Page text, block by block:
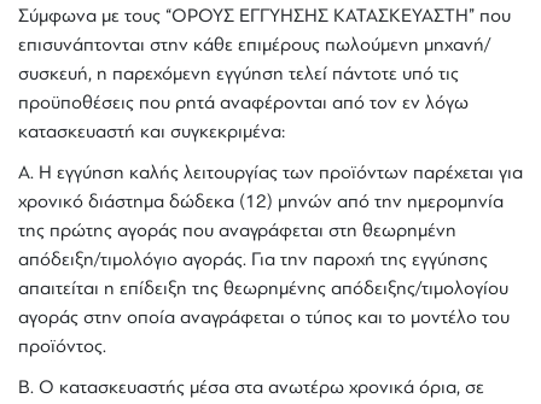
Σύμφωνα με τους “ΟΡΟΥΣ ΕΓΓΥΗΣΗΣ ΚΑΤΑΣΚΕΥΑΣΤΗ” που
επισυνάπτονται στην κάθε επιμέρους πωλούμενη μηχανή/
συσκευή, η παρεχόμενη εγγύηση τελεί πάντοτε υπό τις
προϋποθέσεις που ρητά αναφέρονται από τον εν λόγω
κατασκευαστή και συγκεκριμένα:
Α. Η εγγύnσn καλής λειτουργίας των προϊόντων παρέχεται για
χρονικό διάστημα δώδεκα (12) μηνών από τnv ημερομηνία
τnς πρώτης αγοράς που αναγράφεται στn θεωρnμένn
απόδειξη/τιμολόγιο αγοράς. Για τnν παροχή τnς εγγύnσnς
απαιτείται n επίδειξη τnς θεωρnμένnς απόδειξnς/τιμολογίου
αγοράς στnν οποία αναγράφεται ο τύπος και το μοντέλο του
προϊόντος.
Β. Ο κατασκευαστής μέσα στα ανωτέρω χρονικά όρια, σε